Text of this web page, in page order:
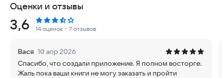
Оценки и отзывы
Рейтинг:
3,6 14 оценок ・7 отзывов
Вася 10 апр 2026
Спасибо, что создали приложение. Я полном восторге.
Жаль пока ваши книги не могу заказать и пройти